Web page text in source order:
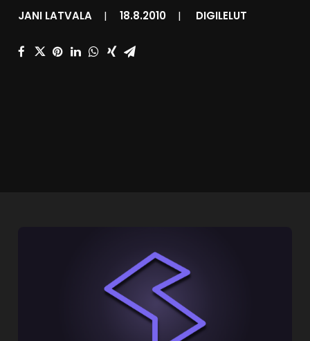
HAKU
JANI LATVALA | 18.8.2010 | DIGILELUT